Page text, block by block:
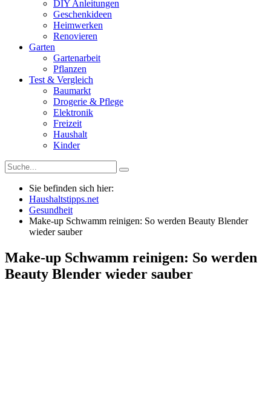
DIY Anleitungen
Geschenkideen
Heimwerken
Renovieren
Garten
Gartenarbeit
Pflanzen
Test & Vergleich
Baumarkt
Drogerie & Pflege
Elektronik
Freizeit
Haushalt
Kinder
Sie befinden sich hier:
Haushaltstipps.net
Gesundheit
Make-up Schwamm reinigen: So werden Beauty Blender
wieder sauber
Make-up Schwamm reinigen: So werden
Beauty Blender wieder sauber